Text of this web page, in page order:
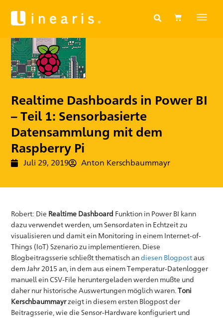
Realtime Dashboards in Power BI
– Teil 1: Sensorbasierte
Datensammlung mit dem
Raspberry Pi
Juli 29, 2019 Anton Kerschbaummayr
Robert: Die Realtime Dashboard Funktion in Power BI kann
dazu verwendet werden, um Sensordaten in Echtzeit zu
visualisieren und damit ein Monitoring in einem Internet-of-
Things (IoT) Szenario zu implementieren. Diese
Blogbeitragsserie schließt thematisch andiesen Blogpostaus
dem Jahr 2015 an, in dem aus einem Temperatur-Datenlogger
manuell ein CSV-File heruntergeladen werden mußte und
daher nur historische Auswertungen möglich waren.Toni
Kerschbaummayrzeigt in diesem ersten Blogpost der
Beitragsserie, wie die Sensor-Hardware konfiguriert und